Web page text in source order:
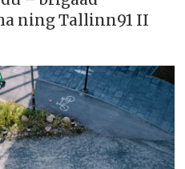
ning Tallinn91 II